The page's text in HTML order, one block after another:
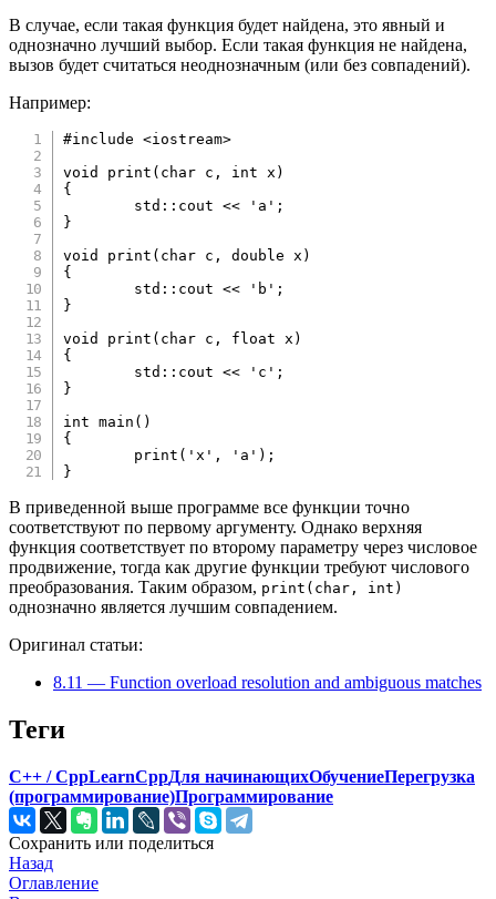
В случае, если такая функция будет найдена, это явный и
однозначно лучший выбор. Если такая функция не найдена,
вызов будет считаться неоднозначным (или без совпадений).
Например:
#include
<iostream>
void
print ( char c , int x )
{
	std
:: cout << 'a' ;
}
void
print ( char c , double x )
{
	std
:: cout << 'b' ;
}
void
print ( char c , float x )
{
	std
:: cout << 'c' ;
}
int
main ( )
{
print ( 'x' , 'a' ) ;
}
В приведенной выше программе все функции точно
соответствуют по первому аргументу. Однако верхняя
функция соответствует по второму параметру через числовое
продвижение, тогда как другие функции требуют числового
преобразования. Таким образом, print(char, int)
однозначно является лучшим совпадением.
Оригинал статьи:
8.11 — Function overload resolution and ambiguous matches
Теги
C++ / CppLearnCppДля начинающихОбучениеПерегрузка
(программирование)Программирование
Сохранить или поделиться
Назад
Оглавление